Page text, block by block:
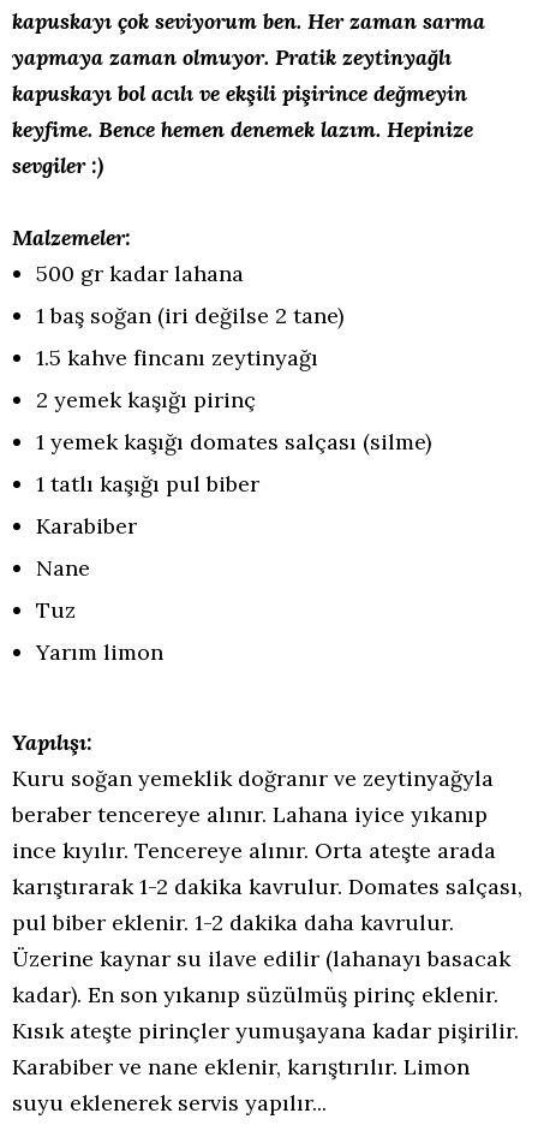
kapuskayı çok seviyorum ben. Her zaman sarma
yapmaya zaman olmuyor. Pratik zeytinyağlı
kapuskayı bol acılı ve ekşili pişirince değmeyin
keyfime. Bence hemen denemek lazım. Hepinize
sevgiler :)
Malzemeler:
500 gr kadar lahana
1 baş soğan (iri değilse 2 tane)
1.5 kahve fincanı zeytinyağı
2 yemek kaşığı pirinç
1 yemek kaşığı domates salçası (silme)
1 tatlı kaşığı pul biber
Karabiber
Nane
Tuz
Yarım limon
Yapılışı:
Kuru soğan yemeklik doğranır ve zeytinyağyla
beraber tencereye alınır. Lahana iyice yıkanıp
ince kıyılır. Tencereye alınır. Orta ateşte arada
karıştırarak 1-2 dakika kavrulur. Domates salçası,
pul biber eklenir. 1-2 dakika daha kavrulur.
Üzerine kaynar su ilave edilir (lahanayı basacak
kadar). En son yıkanıp süzülmüş pirinç eklenir.
Kısık ateşte pirinçler yumuşayana kadar pişirilir.
Karabiber ve nane eklenir, karıştırılır. Limon
suyu eklenerek servis yapılır...